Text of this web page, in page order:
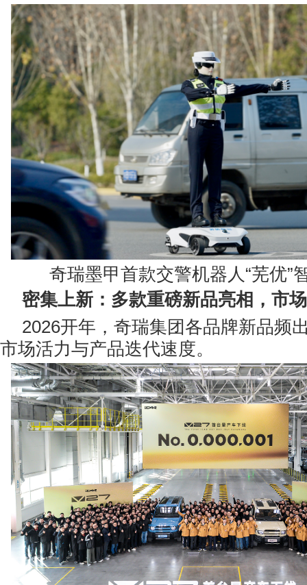
奇瑞墨甲首款交警机器人“芜优”
密集上新：多款重磅新品亮相，市
2026开年，奇瑞集团各品牌新品频
市场活力与产品迭代速度。